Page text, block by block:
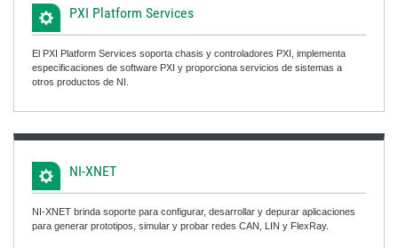
PXI Platform Services
El PXI Platform Services soporta chasis y controladores PXI, implementa
especificaciones de software PXI y proporciona servicios de sistemas a
otros productos de NI.
NI-XNET
NI-XNET brinda soporte para configurar, desarrollar y depurar aplicaciones
para generar prototipos, simular y probar redes CAN, LIN y FlexRay.